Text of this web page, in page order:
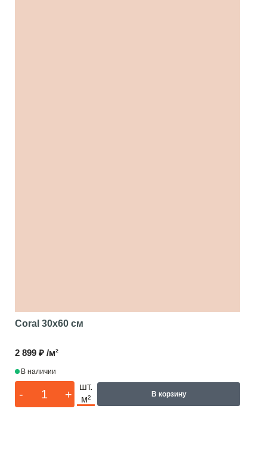
Coral 30x60 см
2 899 ₽ /м²
В наличии
- +
шт.
м²
В корзину